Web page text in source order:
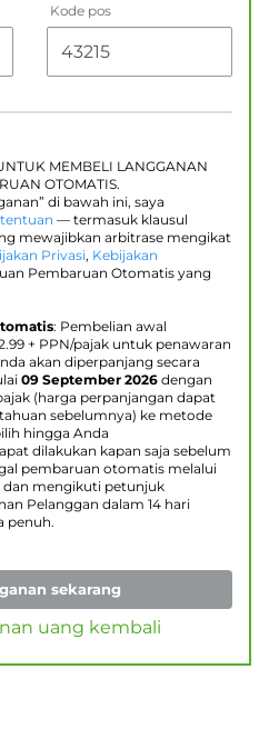
Kode pos
MEMBELI LANGGANAN
OTOMATIS.
di bawah ini, saya
— termasuk klausul
mewajibkan arbitrase mengikat
Privasi, Kebijakan
Pembaruan Otomatis yang
: Pembelian awal
+ PPN/pajak untuk penawaran
akan diperpanjang secara
09 September 2026 dengan
(harga perpanjangan dapat
sebelumnya) ke metode
hingga Anda
dilakukan kapan saja sebelum
pembaruan otomatis melalui
dan mengikuti petunjuk
Pelanggan dalam 14 hari
penuh.
sekarang
uang kembali